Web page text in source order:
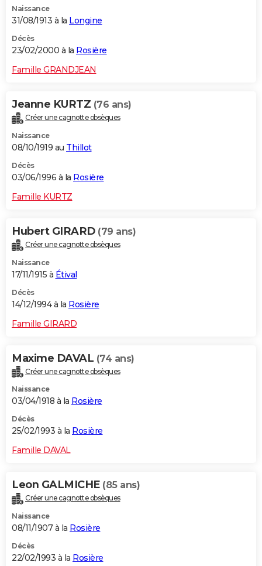
Naissance
31/08/1913 à la Longine
Décès
23/02/2000 à la Rosière
Famille GRANDJEAN
Jeanne KURTZ (76 ans)
Créer une cagnotte obsèques
Naissance
08/10/1919 au Thillot
Décès
03/06/1996 à la Rosière
Famille KURTZ
Hubert GIRARD (79 ans)
Créer une cagnotte obsèques
Naissance
17/11/1915 à Étival
Décès
14/12/1994 à la Rosière
Famille GIRARD
Maxime DAVAL (74 ans)
Créer une cagnotte obsèques
Naissance
03/04/1918 à la Rosière
Décès
25/02/1993 à la Rosière
Famille DAVAL
Leon GALMICHE (85 ans)
Créer une cagnotte obsèques
Naissance
08/11/1907 à la Rosière
Décès
22/02/1993 à la Rosière